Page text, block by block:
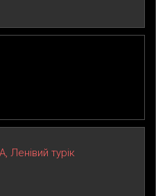
Ленівий турік